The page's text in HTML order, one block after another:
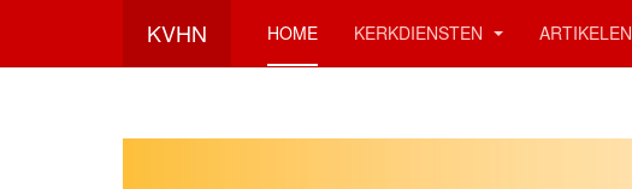
KVHN HOME KERKDIENSTEN ARTIKELEN